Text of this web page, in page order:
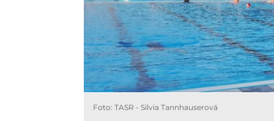
Foto: TASR - Silvia Tannhauserová